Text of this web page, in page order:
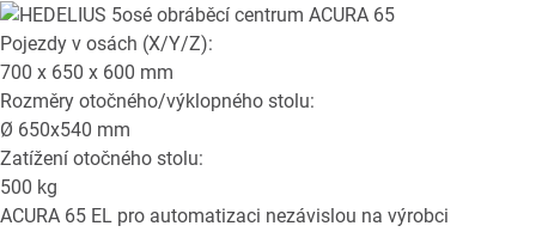
Pojezdy v osách (X/Y/Z):
700 x 650 x 600 mm
Rozměry otočného/výklopného stolu:
Ø 650x540 mm
Zatížení otočného stolu:
500 kg
ACURA 65 EL pro automatizaci nezávislou na výrobci